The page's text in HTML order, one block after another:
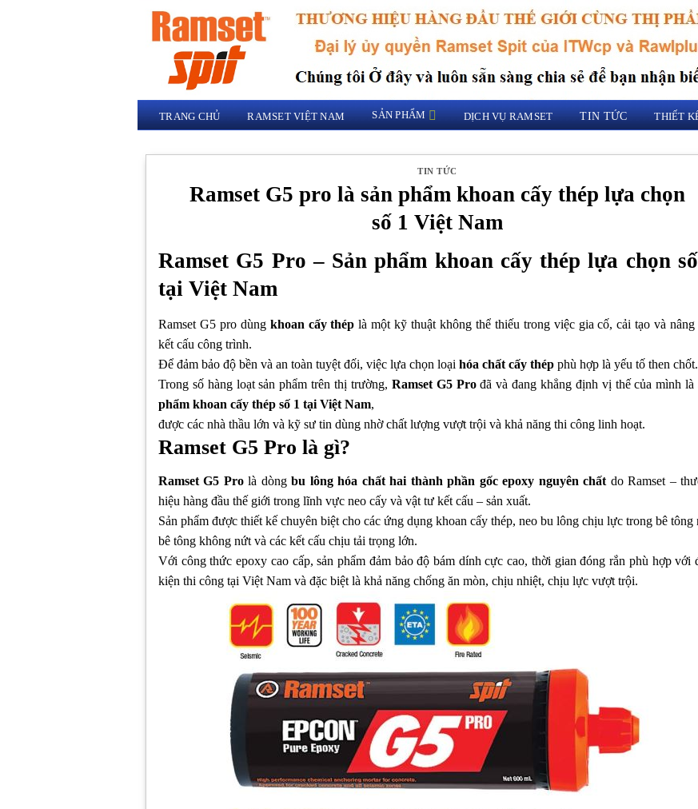
Skip
TRANG CHỦ RAMSET VIỆT NAM SẢN PHẨM DỊCH VỤ RAMSET TIN TỨC THIẾT
TIN TỨC
Ramset G5 pro là sản phẩm khoan cấy thép lựa chọn
số 1 Việt Nam
Ramset G5 Pro – Sản phẩm khoan cấy thép lựa chọn
tại Việt Nam
Ramset G5 pro dùng khoan cấy thép là một kỹ thuật không thể thiếu trong việc gia cố, cải tạo và nâng
kết cấu công trình.
Để đảm bảo độ bền và an toàn tuyệt đối, việc lựa chọn loại hóa chất cấy thép phù hợp là yếu tố then chốt.
Trong số hàng loạt sản phẩm trên thị trường, Ramset G5 Prođã và đang khẳng định vị thế của mình là
phẩm khoan cấy thép số 1 tại Việt Nam,
được các nhà thầu lớn và kỹ sư tin dùng nhờ chất lượng vượt trội và khả năng thi công linh hoạt.
Ramset G5 Pro là gì?
Ramset G5 Prolà dòngbu lông hóa chất hai thành phần gốc epoxy nguyên chất do Ramset –
hiệu hàng đầu thế giới trong lĩnh vực neo cấy và vật tư kết cấu – sản xuất.
Sản phẩm được thiết kế chuyên biệt cho các ứng dụng khoan cấy thép, neo bu lông chịu lực trong bê tông
bê tông không nứt và các kết cấu chịu tải trọng lớn.
Với công thức epoxy cao cấp, sản phẩm đảm bảo độ bám dính cực cao, thời gian đóng rắn phù hợp với
kiện thi công tại Việt Nam và đặc biệt là khả năng chống ăn mòn, chịu nhiệt, chịu lực vượt trội.